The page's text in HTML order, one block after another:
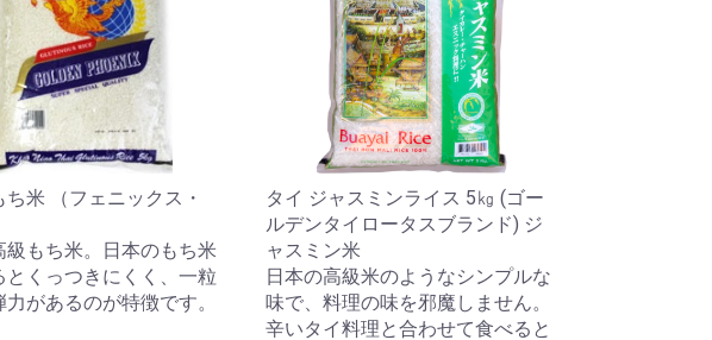
ち米 （フェニックス・
級もち米。日本のもち米
とくっつきにくく、一粒
があるのが特徴です。
タイ ジャスミンライス 5㎏ (ゴー
ルデンタイロータスブランド) ジ
ャスミン米
日本の高級米のようなシンプルな
味で、料理の味を邪魔しません。
辛いタイ料理と合わせて食べると